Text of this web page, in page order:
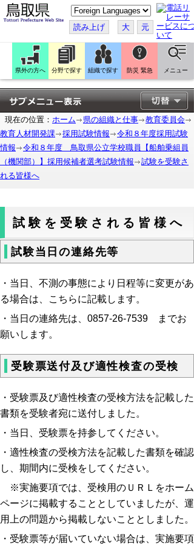
こ
の
ペ
ー
ジ
翻
訳
す
る
読み上げ 大 元
県外の方へ 分野で探す 組織で探す 防災 緊急 メニュー
現在の位置： ホーム 県の組織と仕事
教育委員会
教育人材開発課
採用試験情報
令和８年度採用試験
情報
令和８年度 鳥取県公立学校職員【船舶乗組員
（機関部）】採用候補者選考試験情報
試験を受験さ
れる皆様へ
試験を受験される皆様へ
試験当日の連絡先等
・当日、不測の事態により日程等に変更があ
る場合は、こちらに記載します。
・当日の連絡先は、0857-26-7539 までお
願いします。
受験票送付及び適性検査の受検
・受験票及び適性検査の受検方法を記載した
書類を受験者宛に送付しました。
・当日、受験票を持参してください。
・適性検査の受検方法を記載した書類を確認
し、期間内に受検をしてください。
※実施要項では、受検用のＵＲＬをホーム
ページに掲載することとしていましたが、運
用上の問題から掲載しないこととしました。
・受験票等が届いていない場合は、実施要項